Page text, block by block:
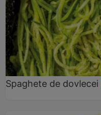
Spaghete de dovlecei